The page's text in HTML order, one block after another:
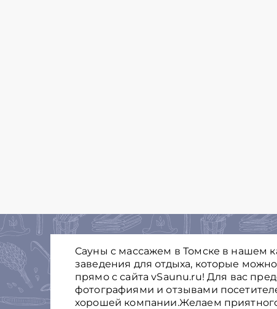
Сауны с массажем в Томске в нашем
заведения для отдыха, которые
прямо с сайта vSaunu.ru! Для вас
фотографиями и отзывами
хорошей компании.Желаем